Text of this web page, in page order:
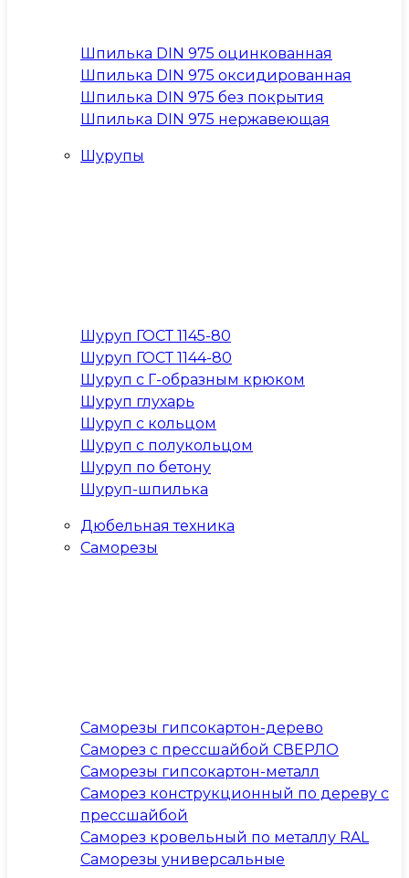
Шпилька DIN 975 оцинкованная
Шпилька DIN 975 оксидированная
Шпилька DIN 975 без покрытия
Шпилька DIN 975 нержавеющая
Шурупы
Шуруп ГОСТ 1145-80
Шуруп ГОСТ 1144-80
Шуруп с Г-образным крюком
Шуруп глухарь
Шуруп с кольцом
Шуруп с полукольцом
Шуруп по бетону
Шуруп-шпилька
Дюбельная техника
Саморезы
Саморезы гипсокартон-дерево
Саморез с прессшайбой СВЕРЛО
Саморезы гипсокартон-металл
Саморез конструкционный по дереву с
прессшайбой
Саморез кровельный по металлу RAL
Саморезы универсальные